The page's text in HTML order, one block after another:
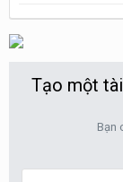
Tạo một
Bạn